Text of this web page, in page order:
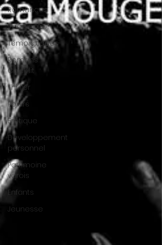
Romances
Imaginaire
Témoignages
Romans
Chick lit
Thriller
Polars
Erotique
Developpement
personnel
Patrimoine
varois
Enfants
Jeunesse